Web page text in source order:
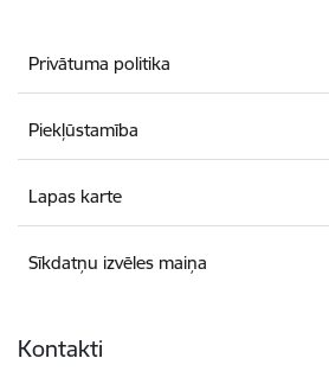
Privātuma politika
Piekļūstamība
Lapas karte
Sīkdatņu izvēles maiņa
Kontakti